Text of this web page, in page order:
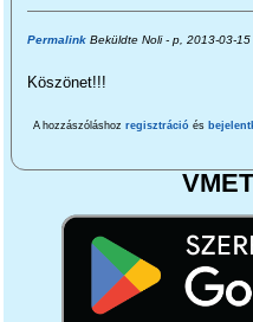
Permalink BeküldteNoli- p, 2013-03-15
Köszönet!!!
A hozzászóláshoz regisztráció és